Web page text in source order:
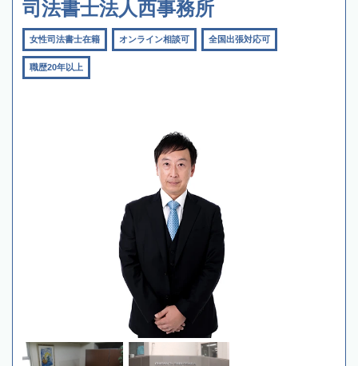
司法書士法人西事務所
女性司法書士在籍 オンライン相談可 全国出張対応可
職歴20年以上